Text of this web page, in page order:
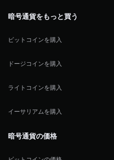
暗号通貨をもっと買う
ビットコインを購入
ドージコインを購入
ライトコインを購入
イーサリアムを購入
暗号通貨の価格